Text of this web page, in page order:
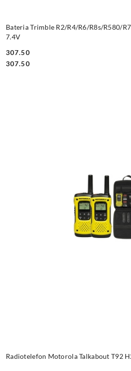
Bateria Trimble R2/R4/R6/R8s/R580/
7.4V
Cena:
307.50
Cena:
307.50
Radiotelefon Motorola Talkabout T92